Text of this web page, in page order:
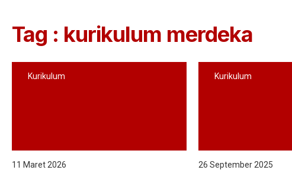
Tag : kurikulum merdeka
Kurikulum
11 Maret 2026
Kurikulum
26 September 2025